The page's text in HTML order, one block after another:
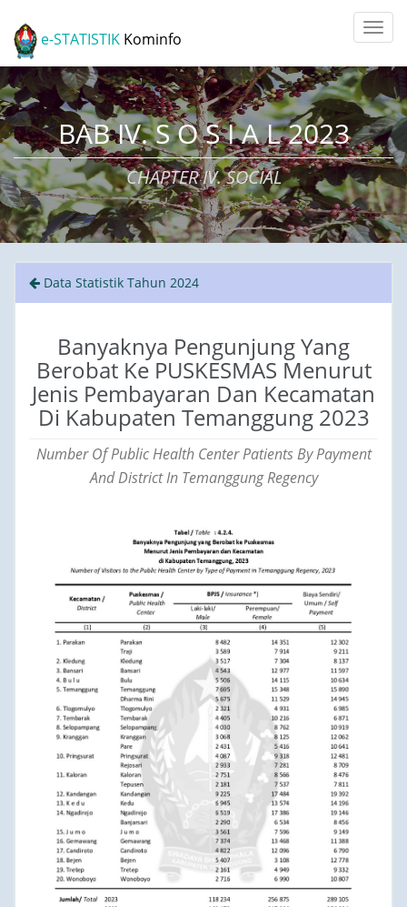
e-STATISTIK Kominfo
BAB IV. S O S I A L 2023
CHAPTER IV. SOCIAL
Data Statistik Tahun 2024
Banyaknya Pengunjung Yang
Berobat Ke PUSKESMAS Menurut
Jenis Pembayaran Dan Kecamatan
Di Kabupaten Temanggung 2023
Number Of Public Health Center Patients By Payment
And District In Temanggung Regency